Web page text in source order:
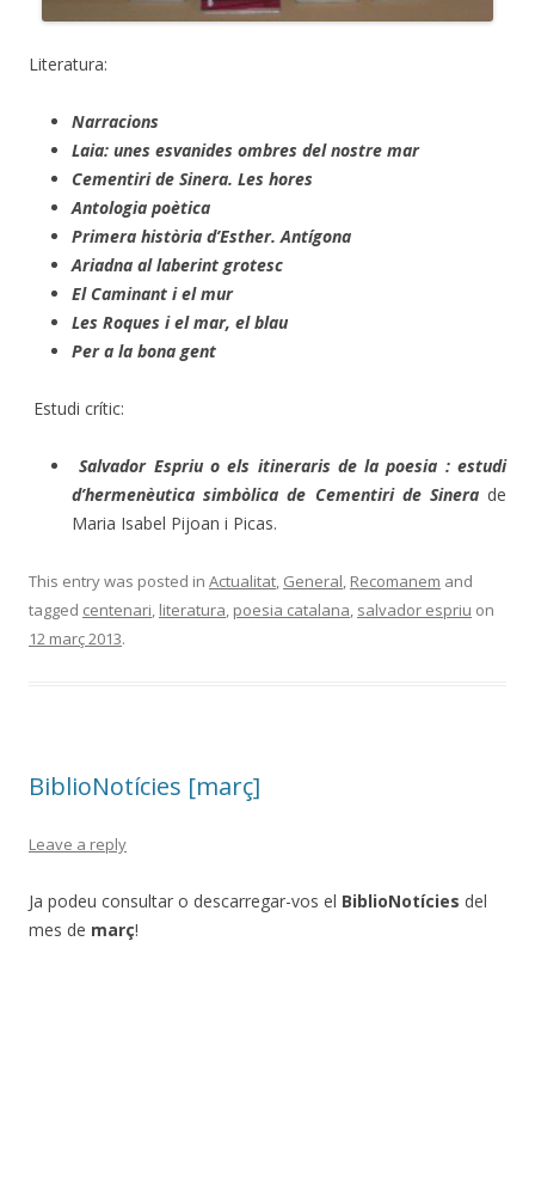
Literatura:
Narracions
Laia: unes esvanides ombres del nostre mar
Cementiri de Sinera. Les hores
Antologia poètica
Primera història d’Esther. Antígona
Ariadna al laberint grotesc
El Caminant i el mur
Les Roques i el mar, el blau
Per a la bona gent
Estudi crític:
Salvador Espriu o els itineraris de la poesia : estudi
d’hermenèutica simbòlica de Cementiri de Sinerade
Maria Isabel Pijoan i Picas.
This entry was posted in Actualitat General Recomanem and
tagged centenari literatura poesia catalana salvador espriu on
12 març 2013.
BiblioNotícies [març]
Leave a reply
Ja podeu consultar o descarregar-vos el BiblioNotícies del
mes de març!